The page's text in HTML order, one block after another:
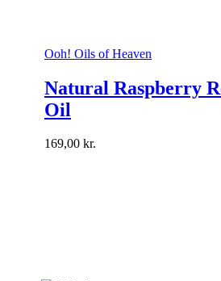
Ooh! Oils of Heaven
Natural Raspberry
Oil
169,00 kr.